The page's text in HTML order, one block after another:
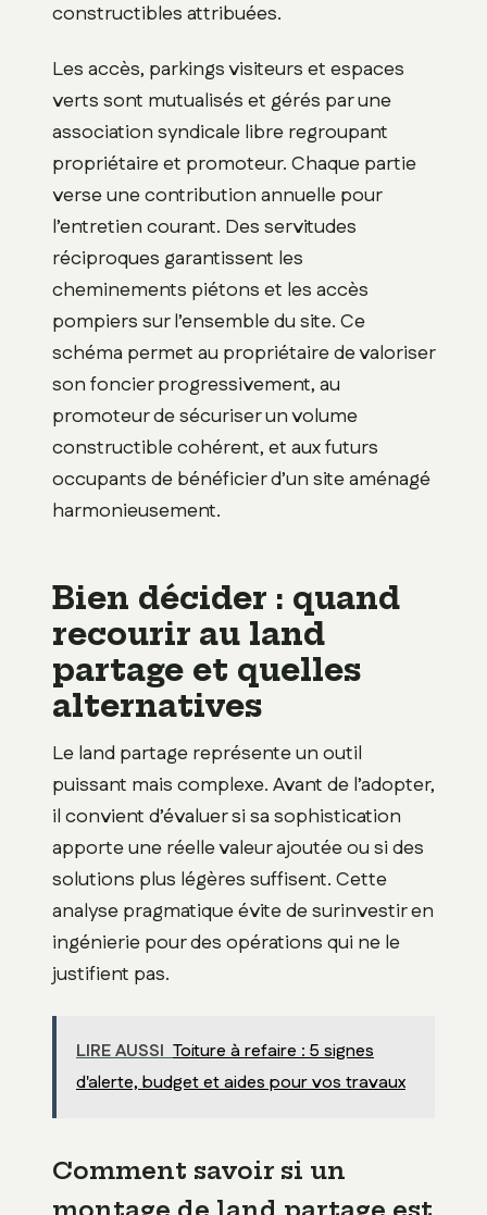
constructibles attribuées.
Les accès, parkings visiteurs et espaces
verts sont mutualisés et gérés par une
association syndicale libre regroupant
propriétaire et promoteur. Chaque partie
verse une contribution annuelle pour
l’entretien courant. Des servitudes
réciproques garantissent les
cheminements piétons et les accès
pompiers sur l’ensemble du site. Ce
schéma permet au propriétaire de valoriser
son foncier progressivement, au
promoteur de sécuriser un volume
constructible cohérent, et aux futurs
occupants de bénéficier d’un site aménagé
harmonieusement.
Bien décider : quand
recourir au land
partage et quelles
alternatives
Le land partage représente un outil
puissant mais complexe. Avant de l’adopter,
il convient d’évaluer si sa sophistication
apporte une réelle valeur ajoutée ou si des
solutions plus légères suffisent. Cette
analyse pragmatique évite de surinvestir en
ingénierie pour des opérations qui ne le
justifient pas.
LIRE AUSSI Toiture à refaire : 5 signes
d'alerte, budget et aides pour vos travaux
Comment savoir si un